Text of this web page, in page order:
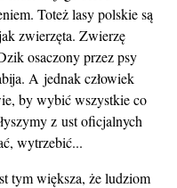
Toteż lasy polskie są
zwierzęta. Zwierzę
osaczony przez psy
A jednak człowiek
by wybić wszystkie co
z ust oficjalnych
wytrzebić...
tym większa, że ludziom